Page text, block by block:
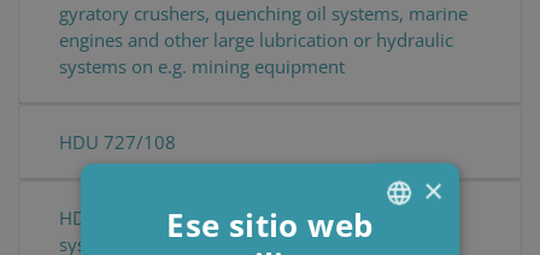
gyratory crushers, quenching oil systems, marine
engines and other large lubrication or hydraulic
systems on e.g. mining equipment
HDU 727/108
HDU Multi Stay - Fine Filter for large hydraulic
systems e.g. on paper machines, quenching oil
×
Ese sitio web